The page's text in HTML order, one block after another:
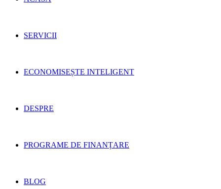
SERVICII
ECONOMISEȘTE INTELIGENT
DESPRE
PROGRAME DE FINANȚARE
BLOG